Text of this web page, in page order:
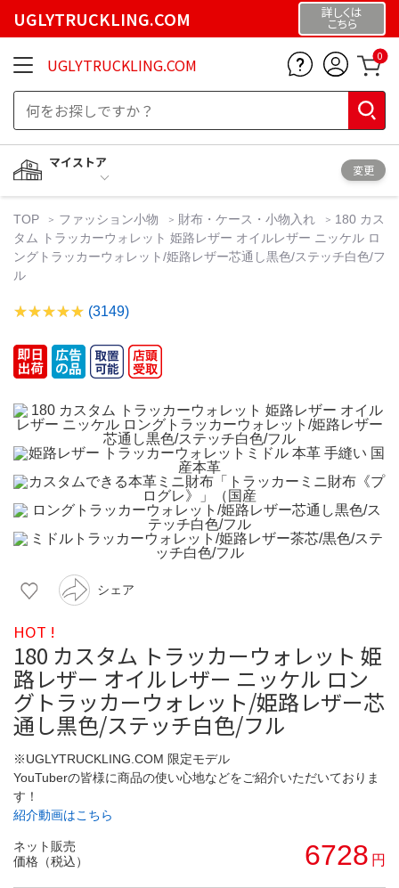
UGLYTRUCKLING.COM 詳しくは
こちら
UGLYTRUCKLING.COM 0
マイストア
変更
TOP ファッション小物 財布・ケース・小物入れ
180 カス
タム トラッカーウォレット 姫路レザー オイルレザー ニッケル ロ
ングトラッカーウォレット/姫路レザー芯通し黒色/ステッチ白色/フ
ル
(3149)
シェア
HOT !
180 カスタム トラッカーウォレット 姫
路レザー オイルレザー ニッケル ロン
グトラッカーウォレット/姫路レザー芯
通し黒色/ステッチ白色/フル
※UGLYTRUCKLING.COM 限定モデル
YouTuberの皆様に商品の使い心地などをご紹介いただいておりま
す！
紹介動画はこちら
ネット販売
価格（税込）
6728 円